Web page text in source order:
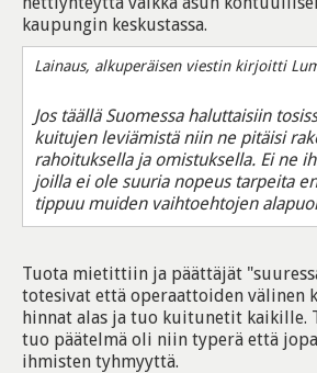
kaupungin keskustassa.
Lainaus, alkuperäisen viestin kirjoitti
Jos täällä Suomessa haluttaisiin
kuitujen leviämistä niin ne pitäisi
rahoituksella ja omistuksella. Ei ne
joilla ei ole suuria nopeus tarpeita
tippuu muiden vaihtoehtojen
Tuota mietittiin ja päättäjät
totesivat että operaattoiden välinen
hinnat alas ja tuo kuitunetit kaikille.
tuo päätelmä oli niin typerä että
ihmisten tyhmyyttä.